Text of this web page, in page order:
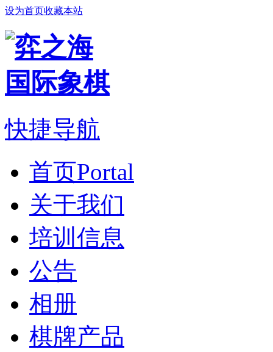
设为首页收藏本站
快捷导航
首页Portal
关于我们
培训信息
公告
相册
棋牌产品